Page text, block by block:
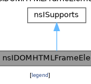
[legend]